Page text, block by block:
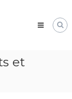
et